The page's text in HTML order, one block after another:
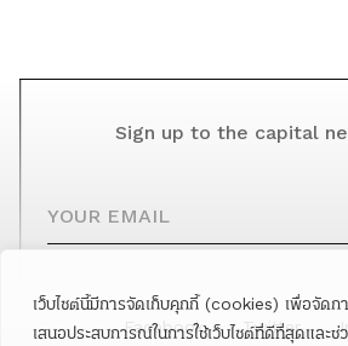
เว็บไซต์นี้มีการจัดเก็บคุกกี้ (cookies) เพื่อจัดก
เสนอประสบการณ์ในการใช้เว็บไซต์ที่ดีที่สุดและ
Sign up to the capital
Facebook Twitter